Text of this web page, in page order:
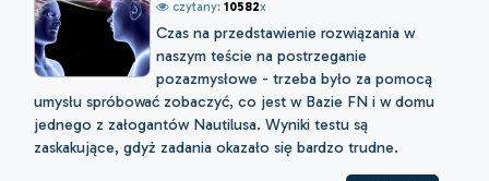
czytany: 10582x
Czas na przedstawienie rozwiązania w
naszym teście na postrzeganie
pozazmysłowe - trzeba było za pomocą
umysłu spróbować zobaczyć, co jest w Bazie FN i w domu
jednego z załogantów Nautilusa. Wyniki testu są
zaskakujące, gdyż zadania okazało się bardzo trudne.